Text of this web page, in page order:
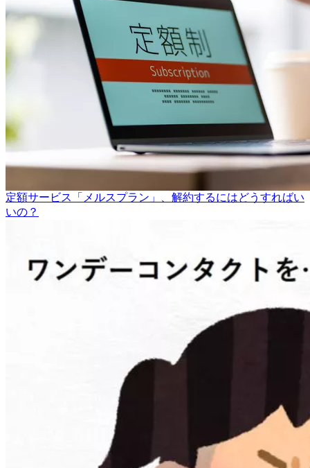
定額サービス「メルスプラン」、解約するにはどうすればい
いの？